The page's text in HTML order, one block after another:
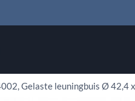
Gelaste leuningbuis Ø 42,4